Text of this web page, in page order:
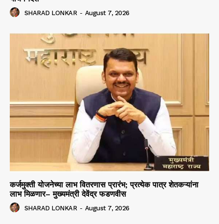
SHARAD LONKAR - August 7, 2026
कर्जमुक्ती योजनेच्या लाभ वितरणास प्रारंभ; प्रत्येक पात्र शेतकऱ्यांना
लाभ मिळणार– मुख्यमंत्री देवेंद्र फडणवीस
SHARAD LONKAR - August 7, 2026